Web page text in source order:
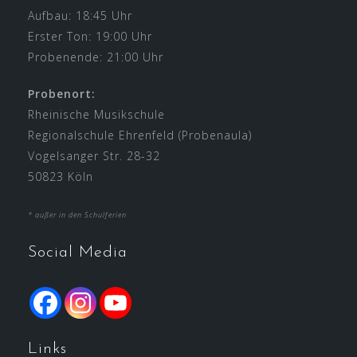
Aufbau: 18:45 Uhr
Erster Ton: 19:00 Uhr
Probenende: 21:00 Uhr
Probenort:
Rheinische Musikschule
Regionalschule Ehrenfeld (Probenaula)
Vogelsanger Str. 28-32
50823 Köln
* außer in den Schulferien
Social Media
Links